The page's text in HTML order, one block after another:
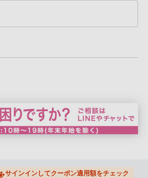
サインインしてクーポン適用額をチェック